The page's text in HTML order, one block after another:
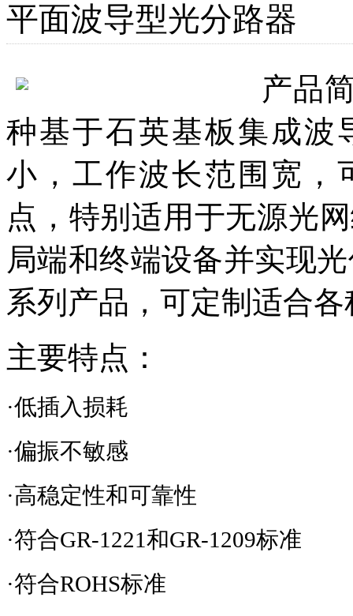
平面波导型光分路器
产品
种基于石英基板集成波
小，工作波长范围宽，
点，特别适用于无源光
局端和终端设备并实现
系列产品，可定制适合
主要特点：
·低插入损耗
·偏振不敏感
·高稳定性和可靠性
·符合GR-1221和GR-1209标准
·符合ROHS标准